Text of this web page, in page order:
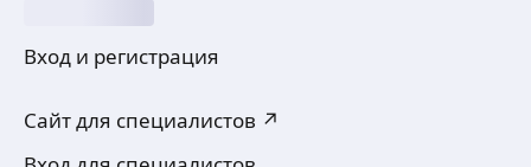
Вход и регистрация
Сайт для специалистов ↗